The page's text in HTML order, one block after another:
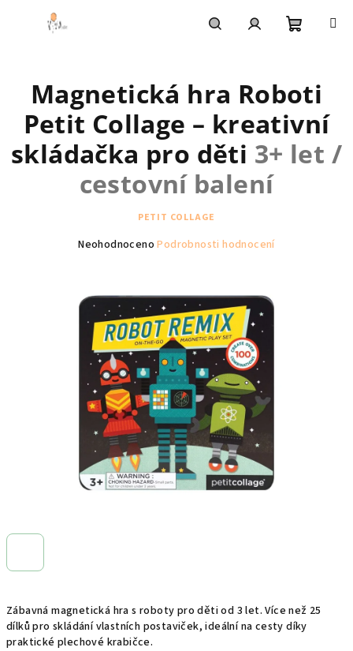
košík
Zábavná magnetická hra s roboty pro děti od 3 let. Více než 25
dílků pro skládání vlastních postaviček, ideální na cesty díky
praktické plechové krabičce.
Magnetická hra Roboti
Petit Collage – kreativní
skládačka pro děti 3+ let /
cestovní balení
PETIT COLLAGE
Průměrné
0,0
hvězdiček.
Neohodnoceno Podrobnosti hodnocení